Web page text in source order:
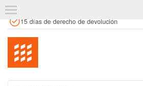
15 días de derecho de devolución